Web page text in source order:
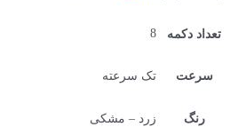
تعداد دکمه 8
سرعت تک سرعته
رنگ زرد – مشکی